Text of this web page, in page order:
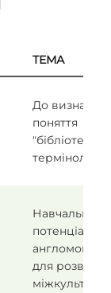
ТЕМА
До
поняття
Навчальний
потенціал
англомовних
для розвитку